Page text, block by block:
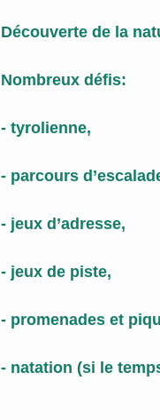
Découverte de la
Nombreux défis:
- tyrolienne,
- parcours
- jeux d’adresse,
- jeux de piste,
- promenades et
- natation (si le